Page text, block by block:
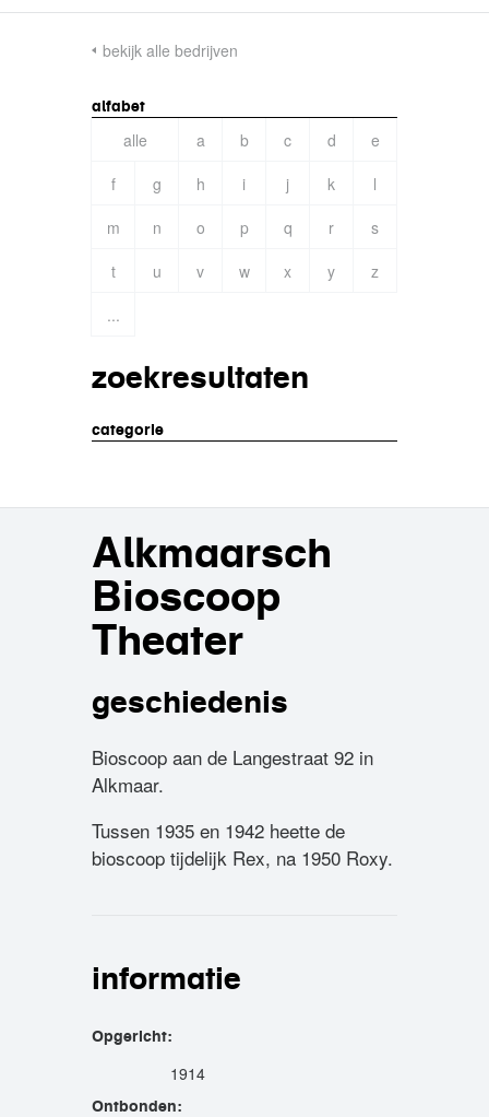
bekijk alle bedrijven
alfabet
alle a b c d
e
f
g h i j k
l
m
n o p q r
s
t
u v w x y
z
...
zoekresultaten
categorie
Alkmaarsch
Bioscoop
Theater
geschiedenis
Bioscoop aan de Langestraat 92 in
Alkmaar.
Tussen 1935 en 1942 heette de
bioscoop tijdelijk Rex, na 1950 Roxy.
informatie
Opgericht:
1914
Ontbonden: